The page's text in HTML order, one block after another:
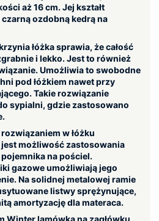
aż 16 cm. Jej kształt
ozdobną kedrą na
łóżka sprawia, że całość
i lekko. Jest to również
Umożliwia to swobodne
pod łóżkiem nawet przy
Takie rozwiązanie
sypialni, gdzie zastosowano
w łóżku
możliwość zastosowania
na pościel.
gazowe umożliwiają jego
Na solidnej metalowej ramie
listwy sprężynujące,
amortyzację dla materaca.
Winter lamówka na zagłówku